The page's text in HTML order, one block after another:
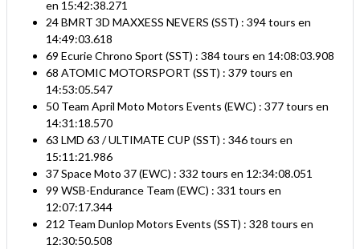
en 15:42:38.271
24 BMRT 3D MAXXESS NEVERS (SST) : 394 tours en
14:49:03.618
69 Ecurie Chrono Sport (SST) : 384 tours en 14:08:03.908
68 ATOMIC MOTORSPORT (SST) : 379 tours en
14:53:05.547
50 Team April Moto Motors Events (EWC) : 377 tours en
14:31:18.570
63 LMD 63 / ULTIMATE CUP (SST) : 346 tours en
15:11:21.986
37 Space Moto 37 (EWC) : 332 tours en 12:34:08.051
99 WSB-Endurance Team (EWC) : 331 tours en
12:07:17.344
212 Team Dunlop Motors Events (SST) : 328 tours en
12:30:50.508